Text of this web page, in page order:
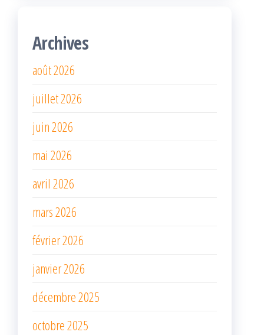
Archives
août 2026
juillet 2026
juin 2026
mai 2026
avril 2026
mars 2026
février 2026
janvier 2026
décembre 2025
octobre 2025